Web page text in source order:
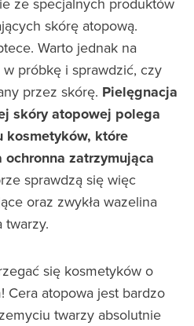
skórę atopową.
Warto jednak na
próbkę i sprawdzić, czy
przez skórę. Pielęgnacja
skóry atopowej polega
kosmetyków, które
zatrzymująca
sprawdzą się więc
oraz zwykła wazelina
twarzy.
się kosmetyków o
Cera atopowa jest bardzo
twarzy absolutnie